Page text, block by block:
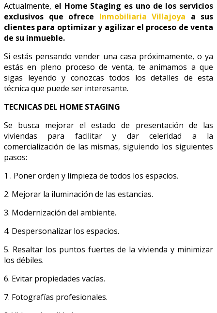
Actualmente, el Home Staging es uno de los servicios
exclusivos que ofrece Inmobiliaria Villajoya a sus
clientes para optimizar y agilizar el proceso de venta
de su inmueble.
Si estás pensando vender una casa próximamente, o ya
estás en pleno proceso de venta, te animamos a que
sigas leyendo y conozcas todos los detalles de esta
técnica que puede ser interesante.
TECNICAS DEL HOME STAGING
Se busca mejorar el estado de presentación de las
viviendas para facilitar y dar celeridad a la
comercialización de las mismas, siguiendo los siguientes
pasos:
1 . Poner orden y limpieza de todos los espacios.
2. Mejorar la iluminación de las estancias.
3. Modernización del ambiente.
4. Despersonalizar los espacios.
5. Resaltar los puntos fuertes de la vivienda y minimizar
los débiles.
6. Evitar propiedades vacías.
7. Fotografías profesionales.